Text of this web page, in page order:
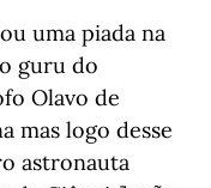
uma piada na
guru do
Olavo de
mas logo desse
astronauta